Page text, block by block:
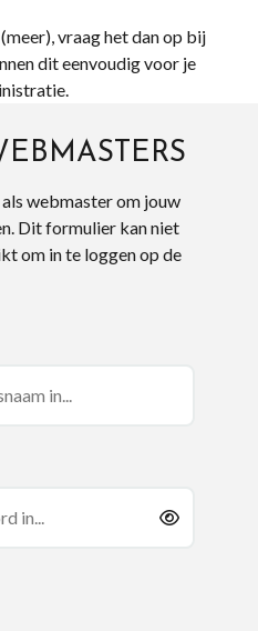
vraag het dan op bij
dit eenvoudig voor je
webmaster om jouw
Dit formulier kan niet
om in te loggen op de